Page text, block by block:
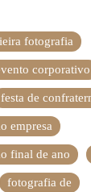
fotografia
corporativo
festa de
empresa
final de ano
fotografia de